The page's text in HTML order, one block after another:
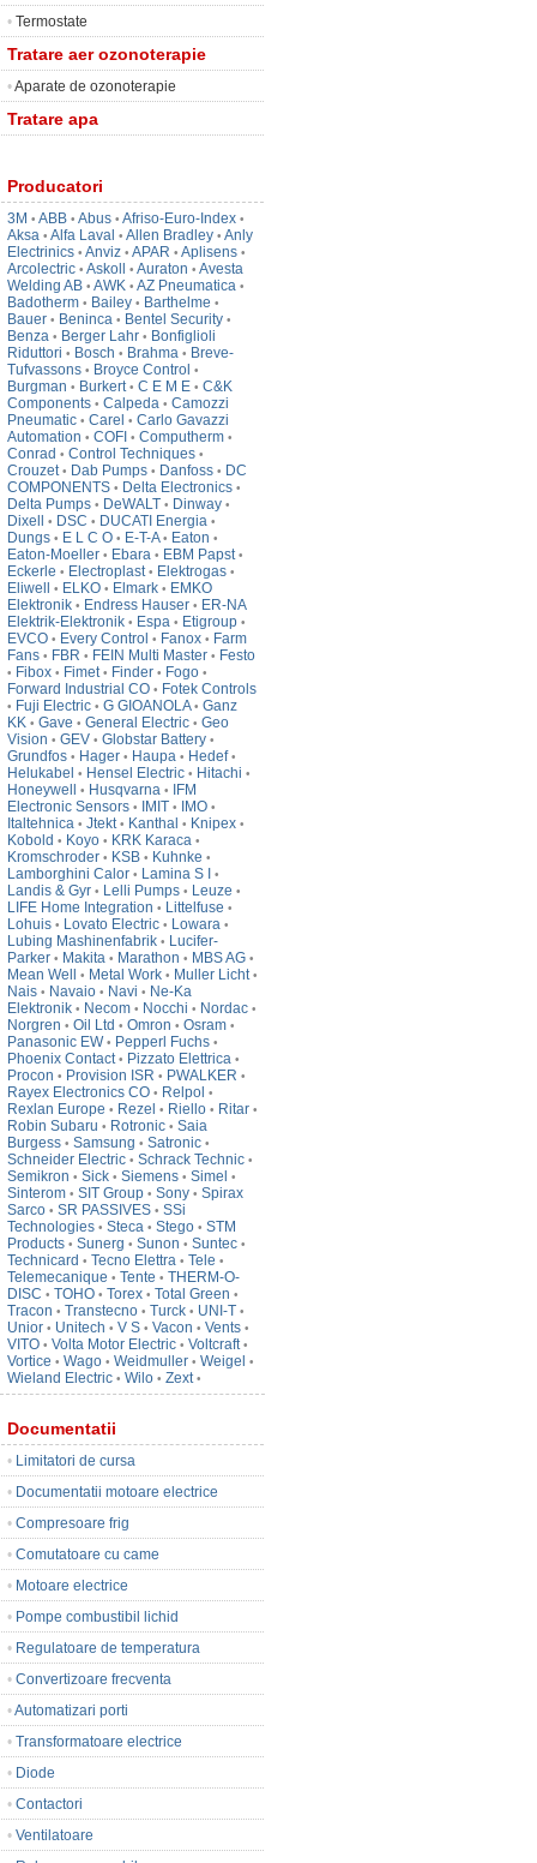
• Termostate
Tratare aer ozonoterapie
•Aparate de ozonoterapie
Tratare apa
Producatori
3M • ABB • Abus • Afriso-Euro-Index •
Aksa • Alfa Laval • Allen Bradley • Anly
Electrinics • Anviz • APAR • Aplisens •
Arcolectric • Askoll • Auraton • Avesta
Welding AB • AWK • AZ Pneumatica •
Badotherm • Bailey • Barthelme •
Bauer • Beninca • Bentel Security •
Benza • Berger Lahr • Bonfiglioli
Riduttori • Bosch • Brahma • Breve-
Tufvassons • Broyce Control •
Burgman • Burkert • C E M E • C&K
Components • Calpeda • Camozzi
Pneumatic • Carel • Carlo Gavazzi
Automation • COFI • Computherm •
Conrad • Control Techniques •
Crouzet • Dab Pumps • Danfoss • DC
COMPONENTS • Delta Electronics •
Delta Pumps • DeWALT • Dinway •
Dixell • DSC • DUCATI Energia •
Dungs • E L C O • E-T-A • Eaton •
Eaton-Moeller • Ebara • EBM Papst •
Eckerle • Electroplast • Elektrogas •
Eliwell • ELKO • Elmark • EMKO
Elektronik • Endress Hauser • ER-NA
Elektrik-Elektronik • Espa • Etigroup •
EVCO • Every Control • Fanox • Farm
Fans • FBR • FEIN Multi Master • Festo
• Fibox • Fimet • Finder • Fogo •
Forward Industrial CO • Fotek Controls
• Fuji Electric • G GIOANOLA • Ganz
KK • Gave • General Electric • Geo
Vision • GEV • Globstar Battery •
Grundfos • Hager • Haupa • Hedef •
Helukabel • Hensel Electric • Hitachi •
Honeywell • Husqvarna •
IFM
Electronic Sensors • IMIT • IMO •
Italtehnica • Jtekt • Kanthal • Knipex •
Kobold • Koyo • KRK Karaca •
Kromschroder • KSB • Kuhnke •
Lamborghini Calor • Lamina S I •
Landis & Gyr • Lelli Pumps • Leuze •
LIFE Home Integration • Littelfuse •
Lohuis • Lovato Electric • Lowara •
Lubing Mashinenfabrik • Lucifer-
Parker • Makita • Marathon • MBS AG •
Mean Well • Metal Work • Muller Licht •
Nais • Navaio • Navi • Ne-Ka
Elektronik • Necom • Nocchi • Nordac •
Norgren • Oil Ltd • Omron • Osram •
Panasonic EW • Pepperl Fuchs •
Phoenix Contact • Pizzato Elettrica •
Procon • Provision ISR • PWALKER •
Rayex Electronics CO • Relpol •
Rexlan Europe • Rezel • Riello • Ritar •
Robin Subaru • Rotronic • Saia
Burgess • Samsung • Satronic •
Schneider Electric • Schrack Technic •
Semikron • Sick • Siemens • Simel •
Sinterom • SIT Group • Sony • Spirax
Sarco • SR PASSIVES • SSi
Technologies • Steca • Stego • STM
Products • Sunerg • Sunon • Suntec •
Technicard • Tecno Elettra • Tele •
Telemecanique • Tente • THERM-O-
DISC • TOHO • Torex • Total Green •
Tracon • Transtecno • Turck • UNI-T •
Unior • Unitech • V S • Vacon • Vents •
VITO • Volta Motor Electric • Voltcraft •
Vortice • Wago • Weidmuller • Weigel •
Wieland Electric • Wilo • Zext •
Documentatii
• Limitatori de cursa
• Documentatii motoare electrice
• Compresoare frig
• Comutatoare cu came
• Motoare electrice
• Pompe combustibil lichid
• Regulatoare de temperatura
• Convertizoare frecventa
•Automatizari porti
• Transformatoare electrice
• Diode
• Contactori
• Ventilatoare